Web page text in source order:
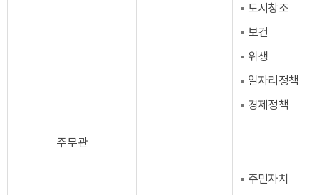
도시창조
보건
위생
일자리정책
경제정책
주무관
주민자치